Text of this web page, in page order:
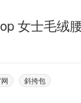
女士毛绒
斜挎包